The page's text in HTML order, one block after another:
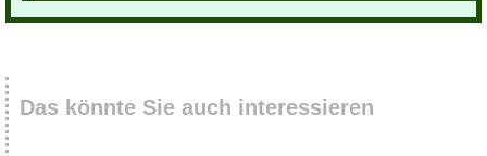
Das könnte Sie auch interessieren